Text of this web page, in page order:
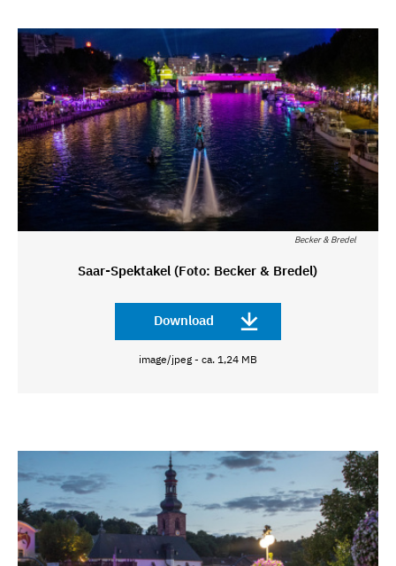
Becker & Bredel
Saar-Spektakel (Foto: Becker & Bredel)
Download
image/jpeg - ca. 1,24 MB